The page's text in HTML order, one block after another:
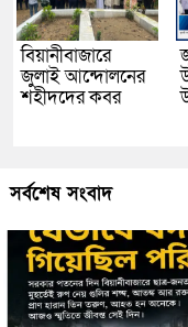
বিয়ানীবাজারে
জুলাই আন্দোলনের
শহীদদের কবর
সর্বশেষ সংবাদ